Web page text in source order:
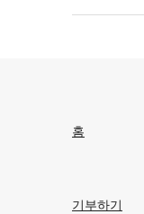
홈
기부하기